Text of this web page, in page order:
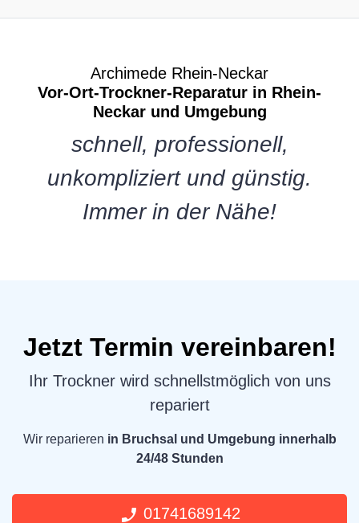
Archimede Rhein-Neckar
Vor-Ort-Trockner-Reparatur in Rhein-
Neckar und Umgebung
schnell, professionell,
unkompliziert und günstig.
Immer in der Nähe!
Jetzt Termin vereinbaren!
Ihr Trockner wird schnellstmöglich von uns
repariert
Wir reparieren in Bruchsal und Umgebung innerhalb
24/48 Stunden
01741689142